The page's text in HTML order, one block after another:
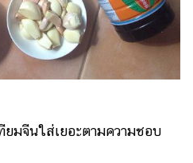
ยมจีนใส่เยอะตามความชอบ